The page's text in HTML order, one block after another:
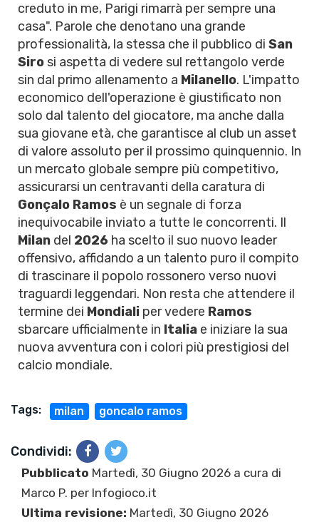
creduto in me, Parigi rimarrà per sempre una
casa". Parole che denotano una grande
professionalità, la stessa che il pubblico di San
Siro si aspetta di vedere sul rettangolo verde
sin dal primo allenamento a Milanello. L'impatto
economico dell'operazione è giustificato non
solo dal talento del giocatore, ma anche dalla
sua giovane età, che garantisce al club un asset
di valore assoluto per il prossimo quinquennio. In
un mercato globale sempre più competitivo,
assicurarsi un centravanti della caratura di
Gonçalo Ramos è un segnale di forza
inequivocabile inviato a tutte le concorrenti. Il
Milan del 2026 ha scelto il suo nuovo leader
offensivo, affidando a un talento puro il compito
di trascinare il popolo rossonero verso nuovi
traguardi leggendari. Non resta che attendere il
termine dei Mondiali per vedere Ramos
sbarcare ufficialmente in Italia e iniziare la sua
nuova avventura con i colori più prestigiosi del
calcio mondiale.
Tags: milan goncalo ramos
Condividi:
Pubblicato Martedì, 30 Giugno 2026 a cura di
Marco P. per Infogioco.it
Ultima revisione: Martedì, 30 Giugno 2026